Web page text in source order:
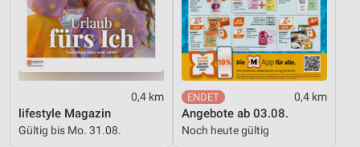
0,4 km
lifestyle Magazin
Gültig bis Mo. 31.08.
0,4 km
Angebote ab 03.08.
Noch heute gültig